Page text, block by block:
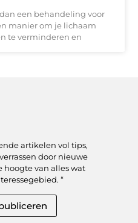
een behandeling voor
manier om je lichaam
te verminderen en
artikelen vol tips,
door nieuwe
hoogte van alles wat
“